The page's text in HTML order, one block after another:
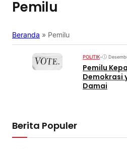
Pemilu
Beranda » Pemilu
POLITIK•
Pemilu
Demokrasi
Damai
Berita Populer